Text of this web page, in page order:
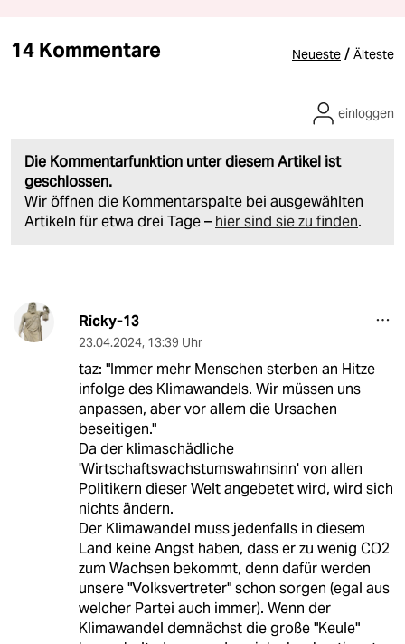
14 Kommentare Neueste / Älteste
Die Kommentarfunktion unter diesem Artikel ist
geschlossen.
Wir öffnen die Kommentarspalte bei ausgewählten
Artikeln für etwa drei Tage – hier sind sie zu finden.
einloggen
Ricky-13
23.04.2024, 13:39 Uhr
taz: "Immer mehr Menschen sterben an Hitze
infolge des Klimawandels. Wir müssen uns
anpassen, aber vor allem die Ursachen
beseitigen."
Da der klimaschädliche
'Wirtschaftswachstumswahnsinn' von allen
Politikern dieser Welt angebetet wird, wird sich
nichts ändern.
Der Klimawandel muss jedenfalls in diesem
Land keine Angst haben, dass er zu wenig CO2
zum Wachsen bekommt, denn dafür werden
unsere "Volksvertreter" schon sorgen (egal aus
welcher Partei auch immer). Wenn der
Klimawandel demnächst die große "Keule"